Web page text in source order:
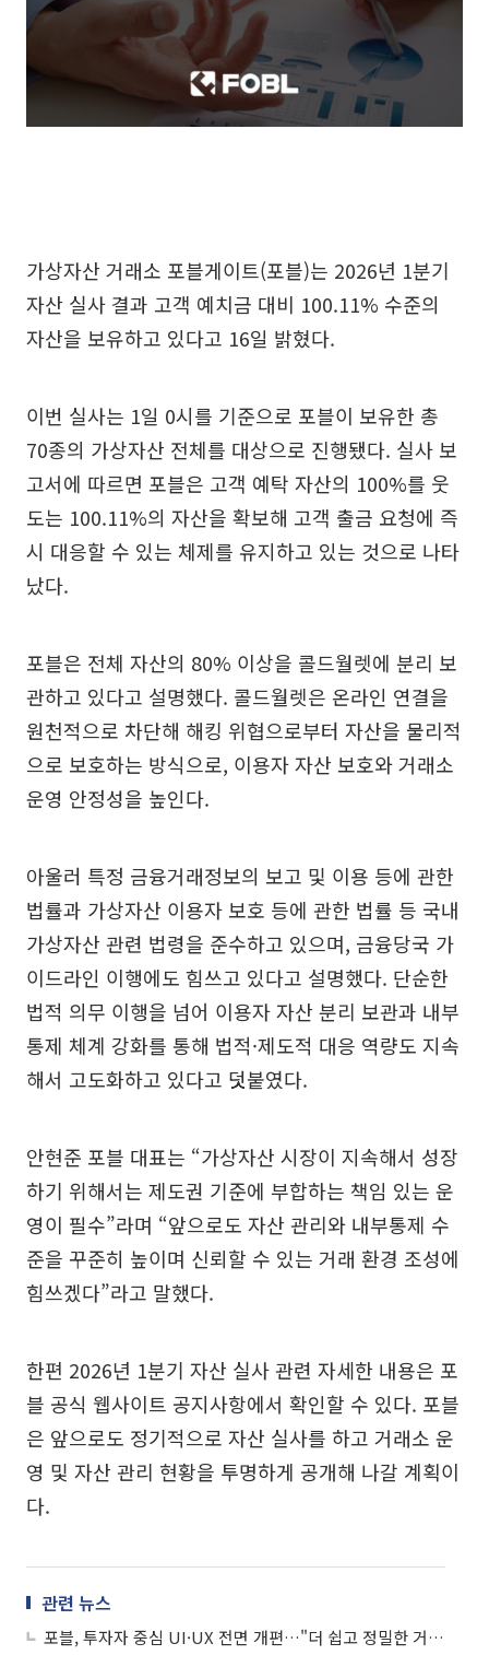
가상자산 거래소 포블게이트(포블)는 2026년 1분기
자산 실사 결과 고객 예치금 대비 100.11% 수준의
자산을 보유하고 있다고 16일 밝혔다.
이번 실사는 1일 0시를 기준으로 포블이 보유한 총
70종의 가상자산 전체를 대상으로 진행됐다. 실사 보
고서에 따르면 포블은 고객 예탁 자산의 100%를 웃
도는 100.11%의 자산을 확보해 고객 출금 요청에 즉
시 대응할 수 있는 체제를 유지하고 있는 것으로 나타
났다.
포블은 전체 자산의 80% 이상을 콜드월렛에 분리 보
관하고 있다고 설명했다. 콜드월렛은 온라인 연결을
원천적으로 차단해 해킹 위협으로부터 자산을 물리적
으로 보호하는 방식으로, 이용자 자산 보호와 거래소
운영 안정성을 높인다.
아울러 특정 금융거래정보의 보고 및 이용 등에 관한
법률과 가상자산 이용자 보호 등에 관한 법률 등 국내
가상자산 관련 법령을 준수하고 있으며, 금융당국 가
이드라인 이행에도 힘쓰고 있다고 설명했다. 단순한
법적 의무 이행을 넘어 이용자 자산 분리 보관과 내부
통제 체계 강화를 통해 법적·제도적 대응 역량도 지속
해서 고도화하고 있다고 덧붙였다.
안현준 포블 대표는 “가상자산 시장이 지속해서 성장
하기 위해서는 제도권 기준에 부합하는 책임 있는 운
영이 필수”라며 “앞으로도 자산 관리와 내부통제 수
준을 꾸준히 높이며 신뢰할 수 있는 거래 환경 조성에
힘쓰겠다”라고 말했다.
한편 2026년 1분기 자산 실사 관련 자세한 내용은 포
블 공식 웹사이트 공지사항에서 확인할 수 있다. 포블
은 앞으로도 정기적으로 자산 실사를 하고 거래소 운
영 및 자산 관리 현황을 투명하게 공개해 나갈 계획이
다.
관련 뉴스
포블, 투자자 중심 UI·UX 전면 개편…"더 쉽고 정밀한 거래 환경 구축"